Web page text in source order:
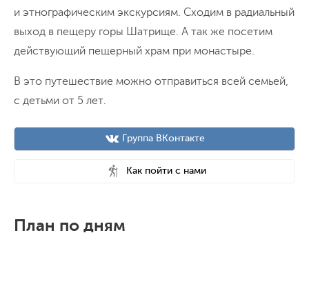
и этнографическим экскурсиям. Сходим в радиальный
выход в пещеру горы Шатрище. А так же посетим
действующий пещерный храм при монастыре.
В это путешествие можно отправиться всей семьей,
с детьми от 5 лет.
Группа ВКонтакте
Как пойти с нами
План по дням